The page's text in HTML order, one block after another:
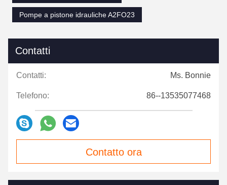
Pompe a pistone idrauliche A2FO23
Contatti
Contatti: Ms. Bonnie
Telefono: 86--13535077468
Contatto ora